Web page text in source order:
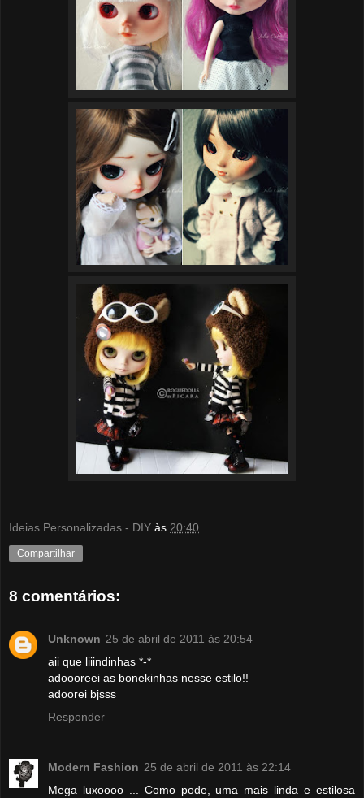
Ideias Personalizadas - DIY às 20:40
Compartilhar
8 comentários:
Unknown 25 de abril de 2011 às 20:54
aii que liiindinhas *-*
adoooreei as bonekinhas nesse estilo!!
adoorei bjsss
Responder
Modern Fashion 25 de abril de 2011 às 22:14
Mega luxoooo ... Como pode, uma mais linda e estilosa